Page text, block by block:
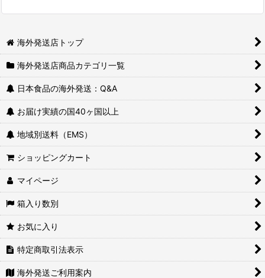
海外発送店トップ
海外発送店商品カテゴリ一覧
日本食品の海外発送：Q&A
お届け実績の国40ヶ国以上
地域別送料（EMS）
ショッピングカート
マイページ
箱入り数別
お気に入り
特定商取引法表示
海外発送ご利用案内